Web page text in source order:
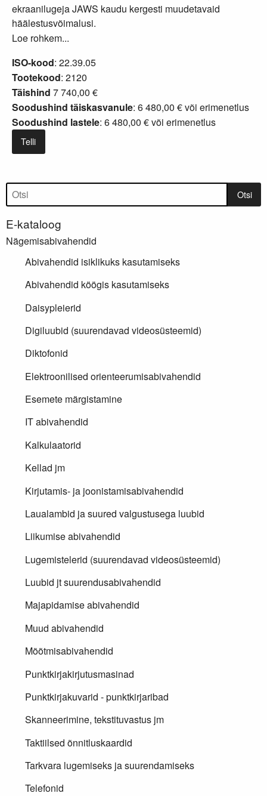
ekraanilugeja JAWS kaudu kergesti muudetavaid
häälestusvõimalusi.
Loe rohkem...
ISO-kood: 22.39.05
Tootekood: 2120
Täishind 7 740,00 €
Soodushind täiskasvanule: 6 480,00 € või erimenetlus
Soodushind lastele: 6 480,00 € või erimenetlus
Telli
Tootepuu Otsi
E-kataloog
Nägemisabivahendid
Abivahendid isiklikuks kasutamiseks
Abivahendid köögis kasutamiseks
Daisypleierid
Digiluubid (suurendavad videosüsteemid)
Diktofonid
Elektroonilised orienteerumisabivahendid
Esemete märgistamine
IT abivahendid
Kalkulaatorid
Kellad jm
Kirjutamis- ja joonistamisabivahendid
Laualambid ja suured valgustusega luubid
Liikumise abivahendid
Lugemistelerid (suurendavad videosüsteemid)
Luubid jt suurendusabivahendid
Majapidamise abivahendid
Muud abivahendid
Mõõtmisabivahendid
Punktkirjakirjutusmasinad
Punktkirjakuvarid - punktkirjaribad
Skanneerimine, tekstituvastus jm
Taktiilsed õnnitluskaardid
Tarkvara lugemiseks ja suurendamiseks
Telefonid